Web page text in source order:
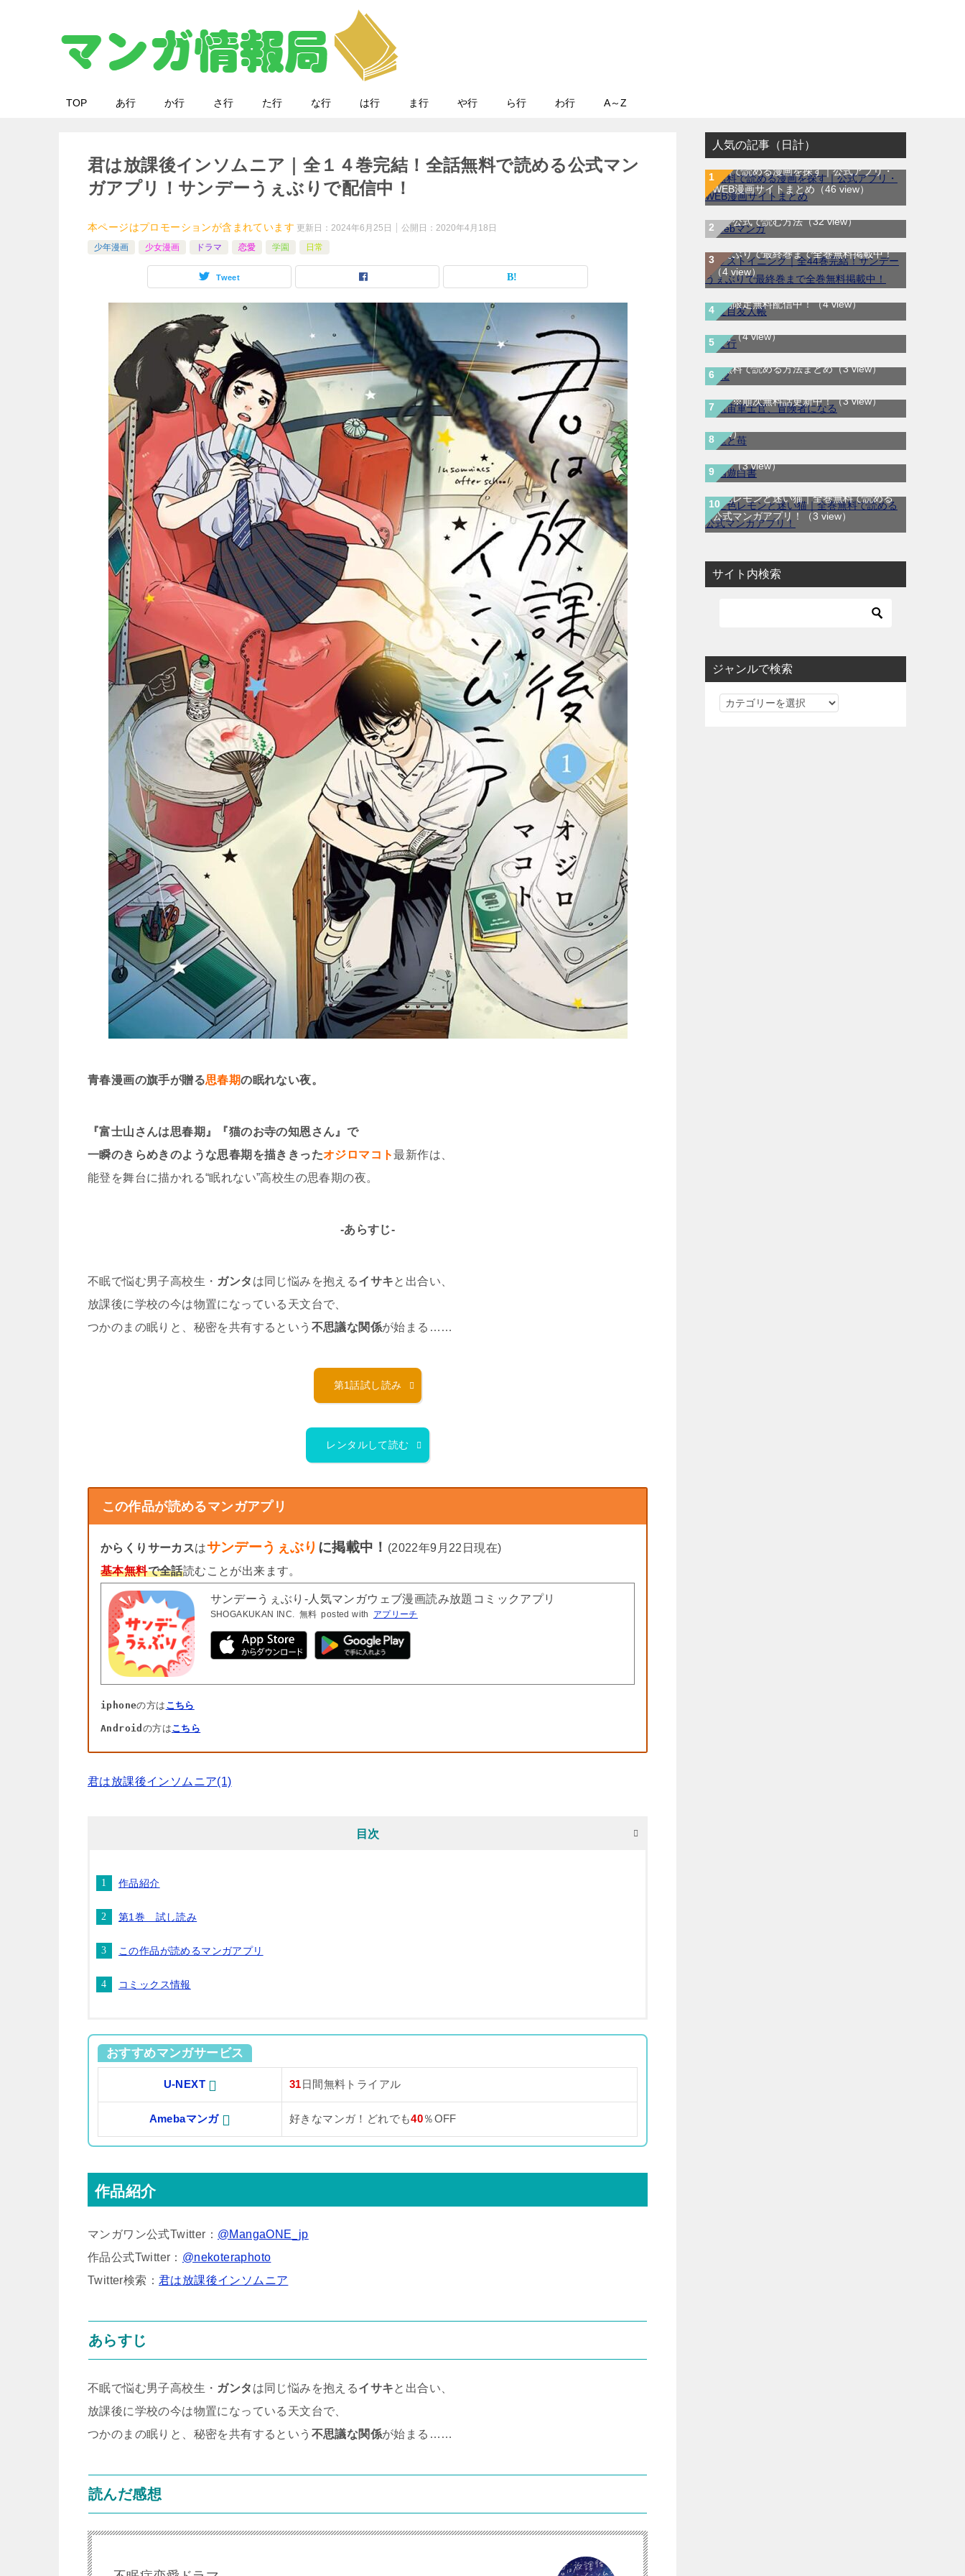
TOP あ行 か行 さ行 た行 な行 は行 ま行 や行 ら行 わ行 A～Z
君は放課後インソムニア｜全１４巻完結！全話無料で読める公式マン
ガアプリ！サンデーうぇぶりで配信中！
本ページはプロモーションが含まれています 更新日：2024年6月25日 公開日：2020年4月18日
少年漫画
少女漫画 ドラマ 恋愛 学園 日常
Tweet
青春漫画の旗手が贈る思春期の眠れない夜。
『富士山さんは思春期』『猫のお寺の知恩さん』で
一瞬のきらめきのような思春期を描ききったオジロマコト最新作は、
能登を舞台に描かれる“眠れない”高校生の思春期の夜。
-あらすじ-
不眠で悩む男子高校生・ ガンタ は同じ悩みを抱えるイサキと出合い、
放課後に学校の今は物置になっている天文台で、
つかのまの眠りと、秘密を共有するという 不思議な関係が始まる……
第1話試し読み
レンタルして読む
この作品が読めるマンガアプリ
からくりサーカスはサンデーうぇぶり に掲載中！ (2022年9月22日現在)
基本無料で全話読むことが出来ます。
サンデーうぇぶり-人気マンガウェブ漫画読み放題コミックアプリ
SHOGAKUKAN INC. 無料 posted with アプリーチ
iphoneの方は こちら
Android の方はこちら
君は放課後インソムニア(1)
目次
作品紹介
第1巻 試し読み
この作品が読めるマンガアプリ
コミックス情報
おすすめマンガサービス
U-NEXT 31日間無料トライアル
Amebaマンガ 好きなマンガ！どれでも40％OFF
作品紹介
マンガワン公式Twitter： @MangaONE_jp
作品公式Twitter： @nekoteraphoto
Twitter検索： 君は放課後インソムニア
あらすじ
不眠で悩む男子高校生・ ガンタ は同じ悩みを抱えるイサキと出合い、
放課後に学校の今は物置になっている天文台で、
つかのまの眠りと、秘密を共有するという 不思議な関係が始まる……
読んだ感想
人気の記事（日計）
無料で読める漫画を探す｜公式アプリ・
WEB漫画サイトまとめ （46 view）
WEB漫画サイト一覧｜ブラウザで無料漫
画を公式で読む方法（32 view）
ラストイニング｜全44巻完結！サンデー
うぇぶりで最終巻まで全巻無料掲載中！
（4 view）
夏目友人帳｜最新刊30巻！マンガParkで
期間限定無料配信中！（4 view）
ま行（4 view）
H2はどこで読める？｜サンデーうぇぶり
で無料で読める方法まとめ（3 view）
航宙軍士官、冒険者になる｜最新刊第6
巻！第5巻まで無料で読めるマンガアプ
リ！※順次無料話更新中！（3 view）
龍と苺｜最新刊第4巻！全巻無料で読める
公式マンガアプリ＿サンデーうぇぶり（3
view）
幽遊白書｜全19巻が無料で読める公式マ
ンガアプリ！90年代を代表するバトル漫
画！（3 view）
空色レモンと迷い猫｜全巻無料で読める
公式マンガアプリ！
（3 view）
サイト内検索
ジャンルで検索
ジ